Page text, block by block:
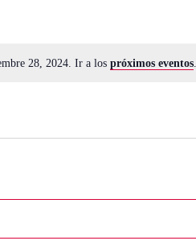
28, 2024. Ir a los próximos eventos.